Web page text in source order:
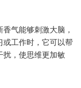
气能够刺激大脑，
工作时，它可以帮
，使思维更加敏